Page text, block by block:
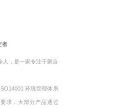
者
，是一家专注于聚合
环境管理体系
求，大部分产品通过